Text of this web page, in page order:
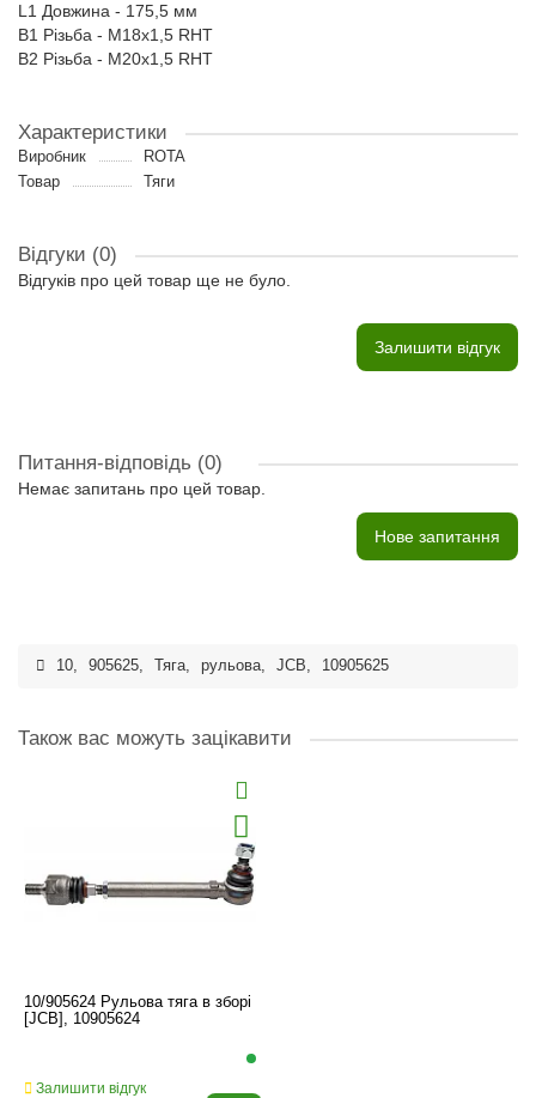
L1 Довжина - 175,5 мм
B1 Різьба - M18x1,5 RHT
B2 Різьба - M20x1,5 RHT
Характеристики
Виробник
ROTA
Товар
Тяги
Відгуки (0)
Відгуків про цей товар ще не було.
Залишити відгук
Питання-відповідь (0)
Немає запитань про цей товар.
Нове запитання
10, 905625, Тяга, рульова, JCB, 10905625
Також вас можуть зацікавити
10/905624 Рульова тяга в зборі
[JCB], 10905624
Залишити відгук